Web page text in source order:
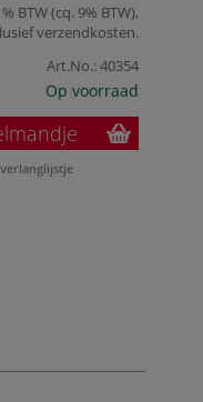
BTW (cq. 9% BTW),
verzendkosten.
Art.No.:40354
Op voorraad